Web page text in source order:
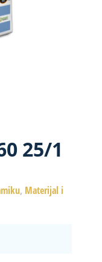
25/1
, Materijal i